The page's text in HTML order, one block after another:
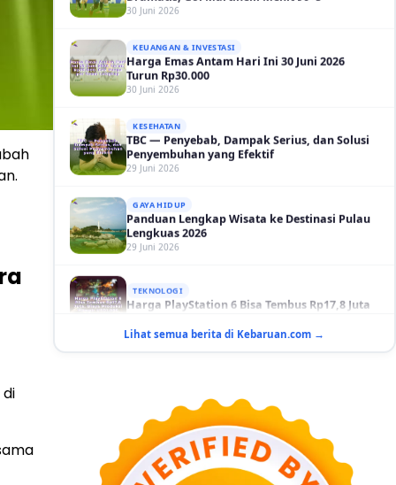
KEUANGAN & INVESTASI
Turun Rp30.000
30 Juni 2026
KESEHATAN
Penyembuhan yang Efektif
29 Juni 2026
GAYA HIDUP
Lengkuas 2026
29 Juni 2026
GAYA HIDUP
10 Adegan Film Terikat Janji yang Sangat Tak
KESEHATAN
Bahaya Memakai Softlens untuk Mata yang
Jarang Diketahui
29 Juni 2026
Lihat semua berita di Kebaruan.com →